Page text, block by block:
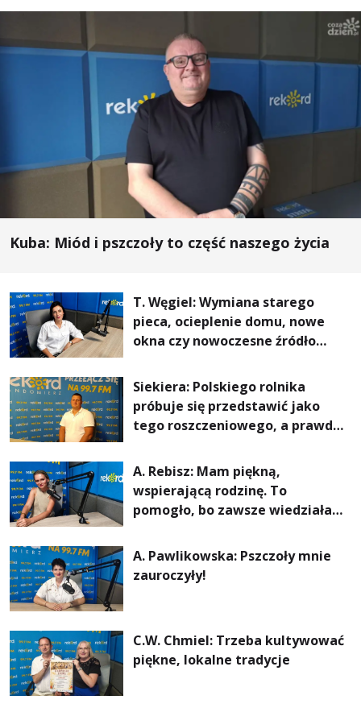
Kuba: Miód i pszczoły to część naszego życia
T. Węgiel: Wymiana starego
pieca, ocieplenie domu, nowe
okna czy nowoczesne źródło
rachunki za energię, lepszy
komfort życia i... czystsze
powietrze
Siekiera: Polskiego rolnika
próbuje się przedstawić jako
tego roszczeniowego, a prawda
A. Rebisz: Mam piękną,
wspierającą rodzinę. To
pomogło, bo zawsze wiedziałam,
najważniejsza
A. Pawlikowska: Pszczoły mnie
zauroczyły!
C.W. Chmiel: Trzeba kultywować
piękne, lokalne tradycje